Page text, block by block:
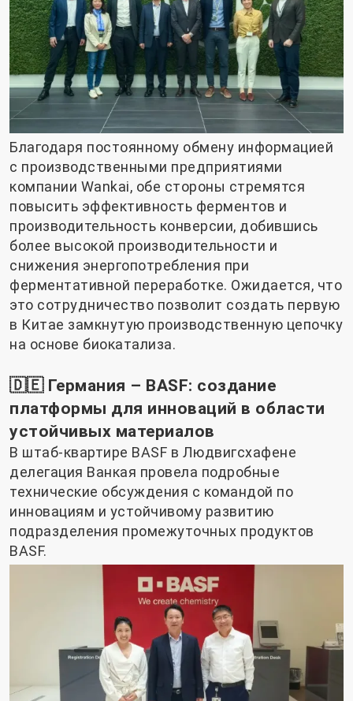
Благодаря постоянному обмену информацией
с производственными предприятиями
компании Wankai, обе стороны стремятся
повысить эффективность ферментов и
производительность конверсии, добившись
более высокой производительности и
снижения энергопотребления при
ферментативной переработке. Ожидается, что
это сотрудничество позволит создать первую
в Китае замкнутую производственную цепочку
на основе биокатализа.
🇩🇪 Германия – BASF: создание
платформы для инноваций в области
устойчивых материалов
В штаб-квартире BASF в Людвигсхафене
делегация Ванкая провела подробные
технические обсуждения с командой по
инновациям и устойчивому развитию
подразделения промежуточных продуктов
BASF.